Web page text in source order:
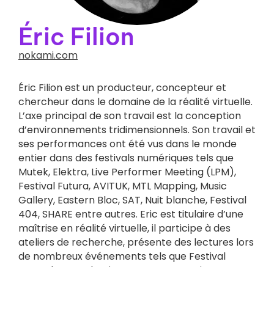
Éric Filion
nokami.com
Éric Filion est un producteur, concepteur et
chercheur dans le domaine de la réalité virtuelle.
L’axe principal de son travail est la conception
d’environnements tridimensionnels. Son travail et
ses performances ont été vus dans le monde
entier dans des festivals numériques tels que
Mutek, Elektra, Live Performer Meeting (LPM),
Festival Futura, AVITUK, MTL Mapping, Music
Gallery, Eastern Bloc, SAT, Nuit blanche, Festival
404, SHARE entre autres. Eric est titulaire d’une
maîtrise en réalité virtuelle, il participe à des
ateliers de recherche, présente des lectures lors
de nombreux événements tels que Festival
Regard, coproduction Fr-Qc, Composite, RIDM,